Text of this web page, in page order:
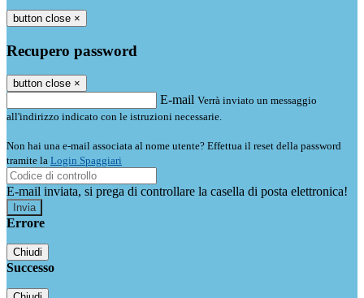
button close ×
Recupero password
button close ×
E-mail Verrà inviato un messaggio
all'indirizzo indicato con le istruzioni necessarie.
Non hai una e-mail associata al nome utente? Effettua il reset della password
tramite la Login Spaggiari
E-mail inviata, si prega di controllare la casella di posta elettronica!
Errore
Chiudi
Successo